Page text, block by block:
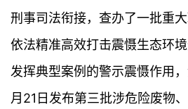
刑事司法衔接，查办了一批重大
依法精准高效打击震慑生态环
发挥典型案例的警示震慑作用
月21日发布第三批涉危险废物